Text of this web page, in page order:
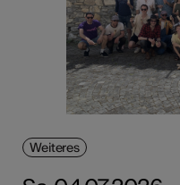
Weiteres